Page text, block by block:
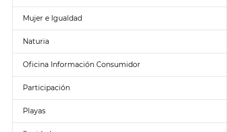
Mujer e Igualdad
Naturia
Oficina Información Consumidor
Participación
Playas